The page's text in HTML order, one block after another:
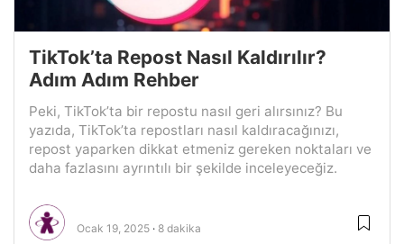
TikTok’ta Repost Nasıl Kaldırılır?
Adım Adım Rehber
Peki, TikTok’ta bir repostu nasıl geri alırsınız? Bu
yazıda, TikTok’ta repostları nasıl kaldıracağınızı,
repost yaparken dikkat etmeniz gereken noktaları ve
daha fazlasını ayrıntılı bir şekilde inceleyeceğiz.
Ocak 19, 2025 8 dakika